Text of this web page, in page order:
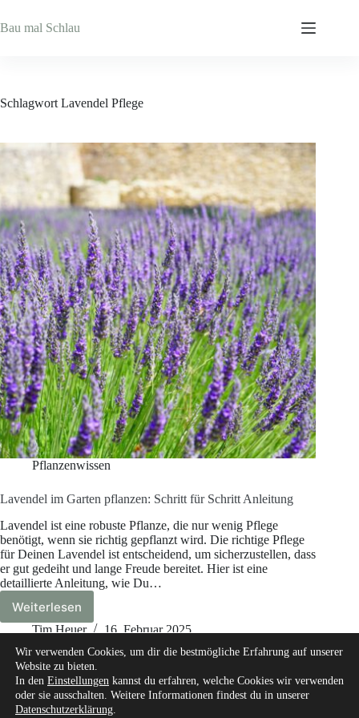
Inhalt
springen
Bau mal Schlau
Schlagwort Lavendel Pflege
Pflanzenwissen
Lavendel im Garten pflanzen: Schritt für Schritt Anleitung
Lavendel ist eine robuste Pflanze, die nur wenig Pflege
benötigt, wenn sie richtig gepflanzt wird. Die richtige Pflege
für Deinen Lavendel ist entscheidend, um sicherzustellen, dass
er gut gedeiht und lange Freude bereitet. Hier ist eine
detaillierte Anleitung, wie Du…
Weiterlesen
Lavendel
im
pflanzen:
Schritt
für
Schritt
Tim Heuer 16. Februar 2025
Start Über mich
Wir verwenden Cookies, um dir die bestmögliche Erfahrung auf unserer
Website zu bieten.
In den Einstellungen kannst du erfahren, welche Cookies wir verwenden
oder sie ausschalten. Weitere Informationen findest du in unserer
Datenschutzerklärung.